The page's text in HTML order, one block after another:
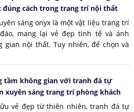
đúng cách trong trang trí nội thất
sáng onyx là một vật liệu trang trí
mang lại vẻ đẹp tinh tế và ánh
gian nội thất. Tuy nhiên, để chọn và
tầm không gian với tranh đá tự
xuyên sáng trang trí phòng khách
vẻ đẹp từ thiên nhiên, tranh đá tự